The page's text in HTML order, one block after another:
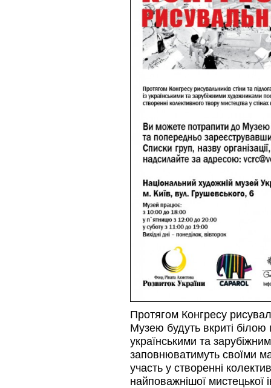
Протягом Конгресу
Музею будуть вкриті білою
українськими та
заповнюватимуть своїми
участь у створенні
найповажнішої мистецької